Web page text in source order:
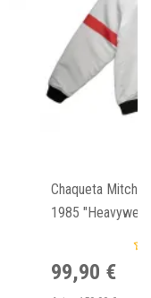
Chaqueta
1985
99,90 €